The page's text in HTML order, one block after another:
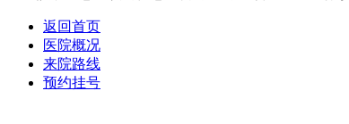
返回首页
医院概况
来院路线
预约挂号